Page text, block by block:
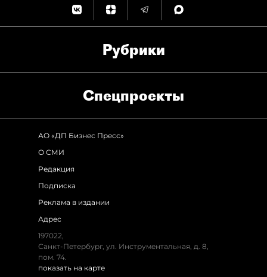
Рубрики
Спец­проекты
АО «ДП Бизнес Пресс»
О СМИ
Редакция
Подписка
Реклама в издании
Адрес
197022,
Санкт-Петербург, ул. Инструментальная, д. 8,
пом. 74.
показать на карте